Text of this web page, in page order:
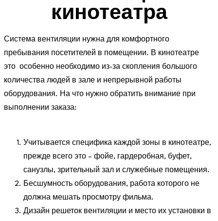
кинотеатра
Система вентиляции нужна для комфортного
пребывания посетителей в помещении. В кинотеатре
это особенно необходимо из-за скопления большого
количества людей в зале и непрерывной работы
оборудования. На что нужно обратить внимание при
выполнении заказа:
Учитывается специфика каждой зоны в кинотеатре,
прежде всего это – фойе, гардеробная, буфет,
санузлы, зрительный зал и служебные помещения.
Бесшумность оборудования, работа которого не
должна мешать просмотру фильма.
Дизайн решеток вентиляции и место их установки в